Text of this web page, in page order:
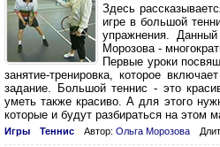
Здесь
игре в большой
упражнения.
Морозова -
Первые уроки
занятие-тренировка, которое
задание. Большой теннис - это
уметь также красиво. А для этого
которые и будут разбираться на этом
Игры Теннис Автор: Ольга Морозова